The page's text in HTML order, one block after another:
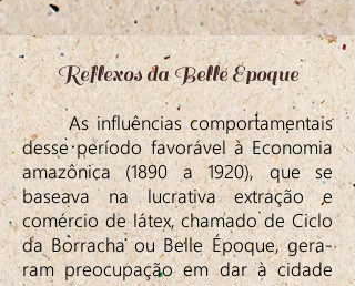
Reflexos da Belle Époque
As influências comportamentais
desse período favorável à Economia
amazônica (1890 a 1920), que se
baseava na lucrativa extração e
comércio de látex, chamado de Ciclo
da Borracha ou Belle Époque, gera-
ram preocupação em dar à cidade